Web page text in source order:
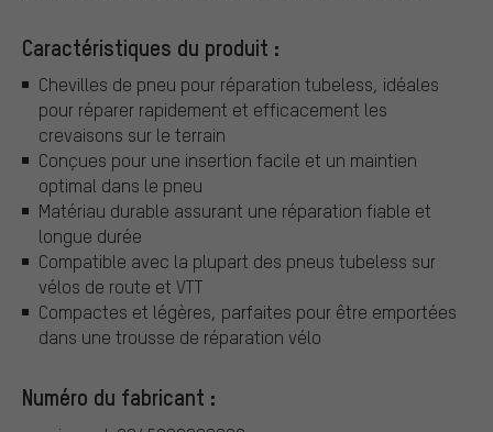
Caractéristiques du produit :
Chevilles de pneu pour réparation tubeless, idéales
pour réparer rapidement et efficacement les
crevaisons sur le terrain
Conçues pour une insertion facile et un maintien
optimal dans le pneu
Matériau durable assurant une réparation fiable et
longue durée
Compatible avec la plupart des pneus tubeless sur
vélos de route et VTT
Compactes et légères, parfaites pour être emportées
dans une trousse de réparation vélo
Numéro du fabricant :